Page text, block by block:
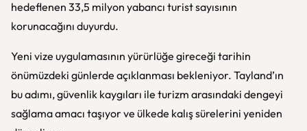
hedeflenen 33,5 milyon yabancı turist sayısının
korunacağını duyurdu.
Yeni vize uygulamasının yürürlüğe gireceği tarihin
önümüzdeki günlerde açıklanması bekleniyor. Tayland’ın
bu adımı, güvenlik kaygıları ile turizm arasındaki dengeyi
sağlama amacı taşıyor ve ülkede kalış sürelerini yeniden